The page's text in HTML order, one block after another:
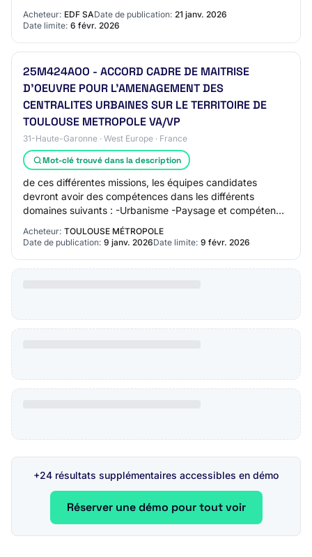
Acheteur: EDF SADate de publication: 21 janv. 2026
Date limite: 6 févr. 2026
25M424AOO - ACCORD CADRE DE MAITRISE
D'OEUVRE POUR L'AMENAGEMENT DES
CENTRALITES URBAINES SUR LE TERRITOIRE DE
TOULOUSE METROPOLE VA/VP
31-Haute-Garonne · West Europe · France
Mot-clé trouvé dans la description
de ces différentes missions, les équipes candidates
devront avoir des compétences dans les différents
domaines suivants : -Urbanisme -Paysage et compétence
arboriculture urbaine -Architecture -Voirie…
Acheteur: TOULOUSE MÉTROPOLE
Date de publication: 9 janv. 2026Date limite: 9 févr. 2026
+24 résultats supplémentaires accessibles en démo
Réserver une démo pour tout voir